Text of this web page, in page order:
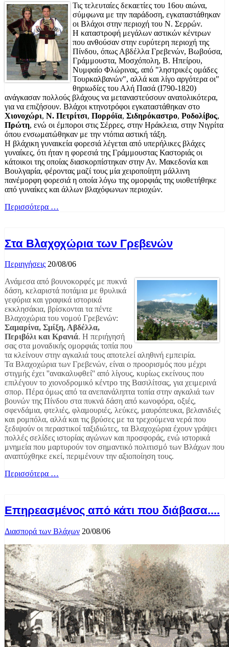
Τις τελευταίες δεκαετίες του 16ου αιώνα,
σύμφωνα με την παράδοση, εγκαταστάθηκαν
οι Βλάχοι στην περιοχή του Ν. Σερρών.
Η καταστροφή μεγάλων αστικών κέντρων
που ανθούσαν στην ευρύτερη περιοχή της
Πίνδου, όπως Αβδέλλα Γρεβενών, Βωβούσα,
Γράμμουστα, Μοσχόπολη, Β. Ηπείρου,
Νυμφαίο Φλώρινας, από "ληστρικές ομάδες
Τουρκαλβανών", αλλά και λίγο αργότερα οι"
θηριωδίες του Αλή Πασά (Ι790-1820)
ανάγκασαν πολλούς βλάχους να μεταναστεύσουν ανατολικότερα,
για να επιζήσουν. Βλάχοι κτηνοτρόφοι εγκαταστάθηκαν στο
Χιονοχώρι, Ν. Πετρίτσι, Πορρόϊα, Σιδηρόκαστρο, Ροδολίβος,
Πρώτη, ενώ οι έμποροι στις Σέρρες, στην Ηράκλεια, στην Νιγρίτα
όπου ενσωματώθηκαν με την ντόπια αστική τάξη.
Η βλάχικη γυναικεία φορεσιά λέγεται από υπερήλικες βλάχες
γυναίκες, ότι ήταν η φορεσιά της Γράμμουστας Καστοριάς οι
κάτοικοι της οποίας διασκορπίστηκαν στην Αν. Μακεδονία και
Βουλγαρία, φέροντας μαζί τους μία χειροποίητη μάλλινη
πανέμορφη φορεσιά η οποία λόγω της ομορφιάς της υιοθετήθηκε
από γυναίκες και άλλων βλαχόφωνων περιοχών.
Περισσότερα …
Στα Βλαχοχώρια των Γρεβενών
Περιηγήσεις 20/08/06
Ανάμεσα από βουνοκορφές με πυκνά
δάση, κελαριστά ποτάμια με θρυλικά
γεφύρια και γραφικά ιστορικά
εκκλησάκια, βρίσκονται τα πέντε
Βλαχοχώρια του νομού Γρεβενών:
Σαμαρίνα, Σμίξη, Αβδέλλα,
Περιβόλι και Κρανιά. H περιήγησή
σας στα μοναδικής ομορφιάς τοπία που
τα κλείνουν στην αγκαλιά τους αποτελεί αληθινή εμπειρία.
Τα Βλαχοχώρια των Γρεβενών, είναι ο προορισμός που μέχρι
στιγμής έχει ''ανακαλυφθεί'' από λίγους, κυρίως εκείνους που
επιλέγουν το χιονοδρομικό κέντρο της Βασιλίτσας, για χειμερινά
σπορ. Πέρα όμως από τα ανεπανάληπτα τοπία στην αγκαλιά των
βουνών της Πίνδου στα πυκνά δάση από κωνοφόρα, οξιές,
σφενδάμια, φτελιές, φλαμουριές, λεύκες, μαυρόπευκα, βελανιδιές
και ρομπόλα, αλλά και τις βρύσες με τα τρεχούμενα νερά που
ξεδιψούν οι περαστικοί ταξιδιώτες, τα Βλαχοχώρια έχουν γράψει
πολλές σελίδες ιστορίας αγώνων και προσφοράς, ενώ ιστορικά
μνημεία που μαρτυρούν τον σημαντικό πολιτισμό των Βλάχων που
αναπτύχθηκε εκεί, περιμένουν την αξιοποίηση τους.
Περισσότερα …
Επηρεασμένος από κάτι που διάβασα....
Διασπορά των Βλάχων 20/08/06